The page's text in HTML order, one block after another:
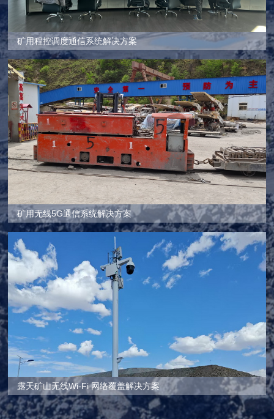
矿用程控调度通信系统解决方案
矿用无线5G通信系统解决方案
露天矿山无线Wi-Fi 网络覆盖解决方案